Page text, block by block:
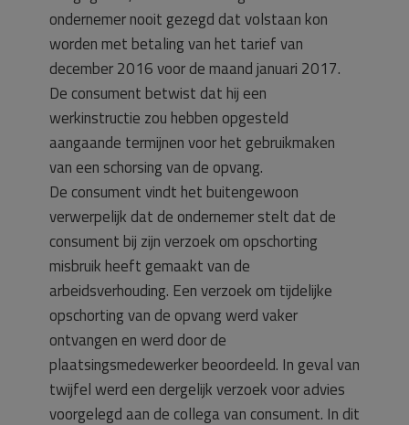
ondernemer nooit gezegd dat volstaan kon
worden met betaling van het tarief van
december 2016 voor de maand januari 2017.
De consument betwist dat hij een
werkinstructie zou hebben opgesteld
aangaande termijnen voor het gebruikmaken
van een schorsing van de opvang.
De consument vindt het buitengewoon
verwerpelijk dat de ondernemer stelt dat de
consument bij zijn verzoek om opschorting
misbruik heeft gemaakt van de
arbeidsverhouding. Een verzoek om tijdelijke
opschorting van de opvang werd vaker
ontvangen en werd door de
plaatsingsmedewerker beoordeeld. In geval van
twijfel werd een dergelijk verzoek voor advies
voorgelegd aan de collega van consument. In dit